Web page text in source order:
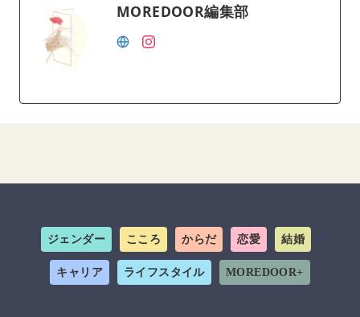
MOREDOOR編集部
ジェンダー こころ からだ 恋愛 結婚
キャリア ライフスタイル MOREDOOR+